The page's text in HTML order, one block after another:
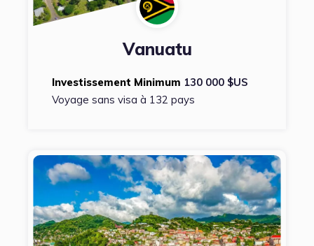
Vanuatu
Investissement Minimum 130 000 $US
Voyage sans visa à 132 pays